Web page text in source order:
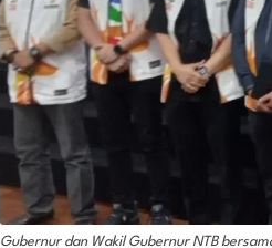
Gubernur dan Wakil Gubernur NTB